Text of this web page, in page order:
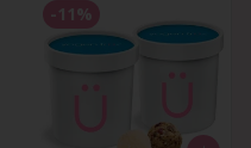
-11 %